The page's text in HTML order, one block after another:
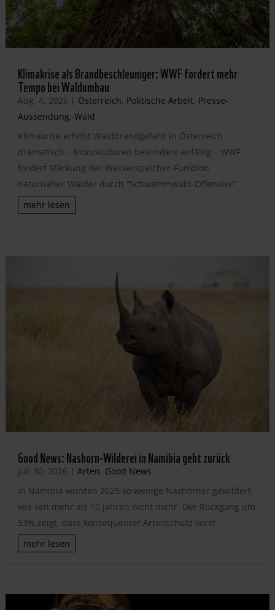
Klimakrise als Brandbeschleuniger: WWF fordert mehr
Tempo bei Waldumbau
Aug. 4, 2026 | Österreich, Politische Arbeit, Presse-
Aussendung, Wald
Klimakrise erhöht Waldbrandgefahr in Österreich
dramatisch – Monokulturen besonders anfällig – WWF
fordert Stärkung der Wasserspeicher-Funktion
naturnaher Wälder durch “Schwammwald-Offensive”
mehr lesen
Good News: Nashorn-Wilderei in Namibia geht zurück
Juli 30, 2026 | Arten, Good News
In Namibia wurden 2025 so wenige Nashörner gewildert
wie seit mehr als 10 Jahren nicht mehr. Der Rückgang um
53% zeigt, dass konsequenter Artenschutz wirkt.
mehr lesen